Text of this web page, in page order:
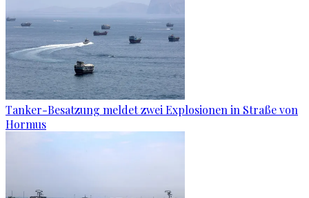
Tanker-Besatzung meldet zwei Explosionen in Straße von
Hormus